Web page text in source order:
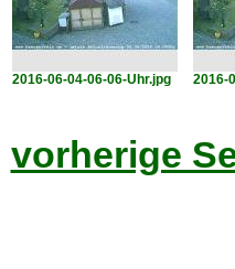
2016-06-04-06-06-Uhr.jpg 2016-
vorherige